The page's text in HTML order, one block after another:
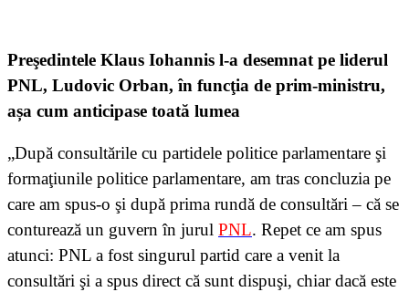
Preşedintele Klaus Iohannis l-a desemnat pe liderul
PNL, Ludovic Orban, în funcţia de prim-ministru,
așa cum anticipase toată lumea
„După consultările cu partidele politice parlamentare şi
formaţiunile politice parlamentare, am tras concluzia pe
care am spus-o şi după prima rundă de consultări – că se
conturează un guvern în jurul PNL. Repet ce am spus
atunci: PNL a fost singurul partid care a venit la
consultări şi a spus direct că sunt dispuşi, chiar dacă este